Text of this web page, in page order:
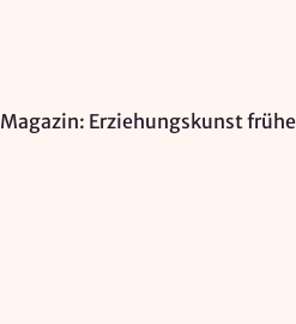
Magazin: Erziehungskunst